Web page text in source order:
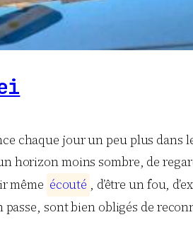
chaque jour un peu plus
horizon moins sombre, de
même écouté , d’être un fou,
passe, sont bien obligés de